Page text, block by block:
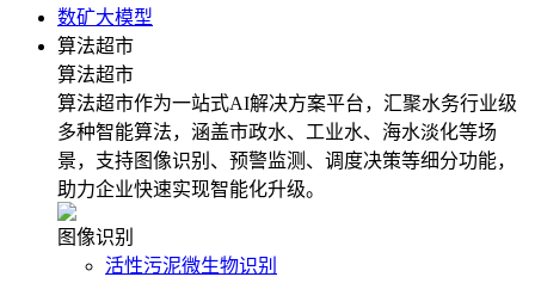
数矿大模型
算法超市
算法超市
算法超市作为一站式AI解决方案平台，汇聚水务行业级
多种智能算法，涵盖市政水、工业水、海水淡化等场
景，支持图像识别、预警监测、调度决策等细分功能，
助力企业快速实现智能化升级。
图像识别
活性污泥微生物识别